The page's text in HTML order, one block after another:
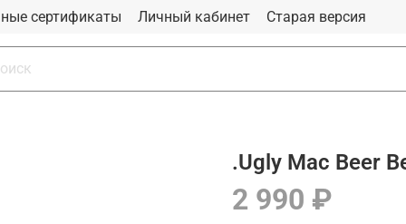
сертификаты Личный кабинет Старая версия
.Ugly Mac Beer
2 990 ₽